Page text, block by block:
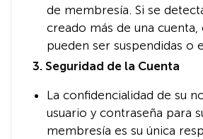
de membresía. Si se
creado más de una cuenta,
pueden ser suspendidas o
3. Seguridad de la Cuenta
La confidencialidad de su
usuario y contraseña para
membresía es su única